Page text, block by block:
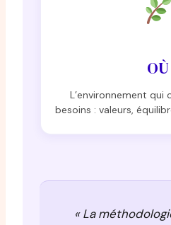
OÙ
L’environnement qui
besoins : valeurs,
« La